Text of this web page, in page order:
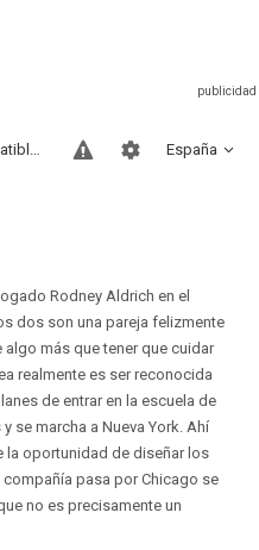
España
Sitios compatibles
Rodney Aldrich en el
dos son una pareja felizmente
más que tener que cuidar
realmente es ser reconocida
de entrar en la escuela de
se marcha a Nueva York. Ahí
la oportunidad de diseñar los
pasa por Chicago se
no es precisamente un